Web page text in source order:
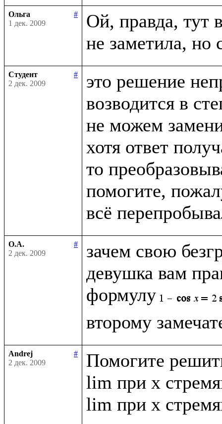
Ольга
#
1 дек. 2009
Ой, правда, тут
Студент
#
2 дек. 2009
это решение
возводится в
не можем
хотя ответ
то
помогите,
О.А.
#
2 дек. 2009
зачем свою
девушка вам
формулу
Andrej
#
2 дек. 2009
Помогите
lim при x